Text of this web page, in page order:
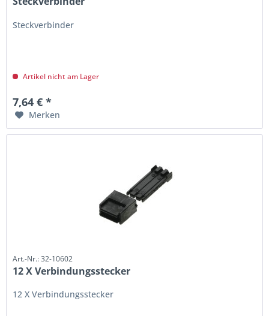
Steckverbinder
Artikel nicht am Lager
7,64 € *
Merken
Art.-Nr.: 32-10602
12 X Verbindungsstecker
12 X Verbindungsstecker